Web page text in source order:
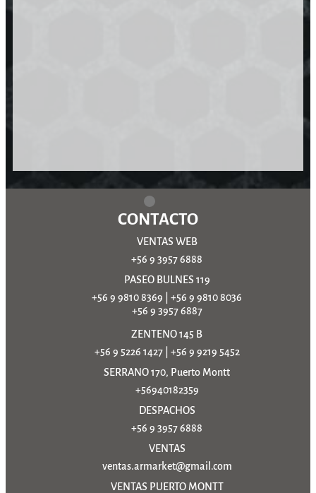
CONTACTO
VENTAS WEB
+56 9 3957 6888
PASEO BULNES 119
+56 9 9810 8369
+56 9 9810 8036
+56 9 3957 6887
ZENTENO 145 B
+56 9 5226 1427| +56 9 9219 5452
SERRANO 170, Puerto Montt
+56940182359
DESPACHOS
+56 9 3957 6888
VENTAS
ventas.armarket@gmail.com
VENTAS PUERTO MONTT